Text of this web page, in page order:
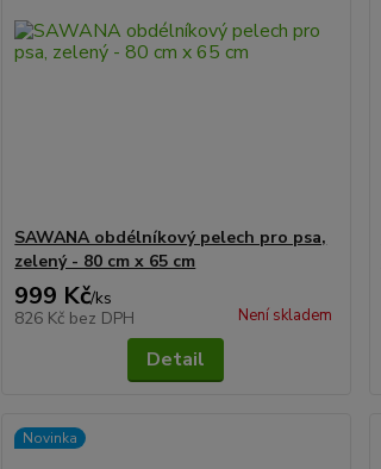
SAWANA obdélníkový pelech pro psa,
zelený - 80 cm x 65 cm
999 Kč/ks
826 Kč bez DPH Není skladem
Detail
Novinka